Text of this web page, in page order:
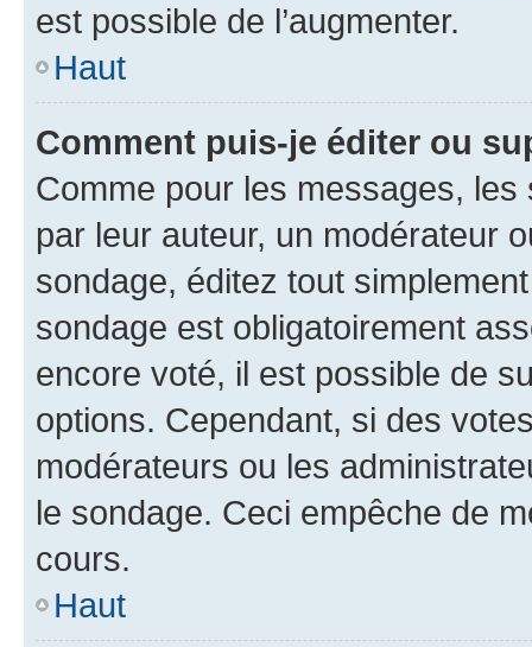
est possible de l’augmenter.
Haut
Comment puis-je éditer ou
Comme pour les messages,
par leur auteur, un modérateur
sondage, éditez tout
sondage est obligatoirement
encore voté, il est possible de
options. Cependant, si des
modérateurs ou les
le sondage. Ceci empêche de
cours.
Haut